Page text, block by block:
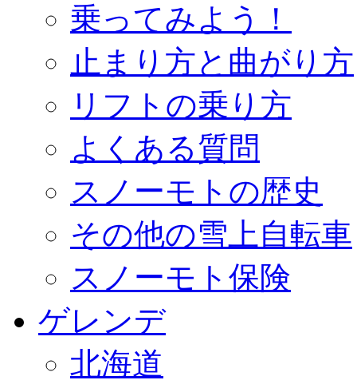
乗ってみよう！
止まり方と曲がり方
リフトの乗り方
よくある質問
スノーモトの歴史
その他の雪上自転車
スノーモト保険
ゲレンデ
北海道